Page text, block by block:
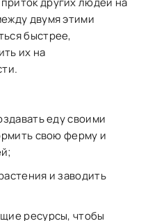
двумя этими
быстрее,
их на
еду своими
свою ферму и
и заводить
ресурсы, чтобы